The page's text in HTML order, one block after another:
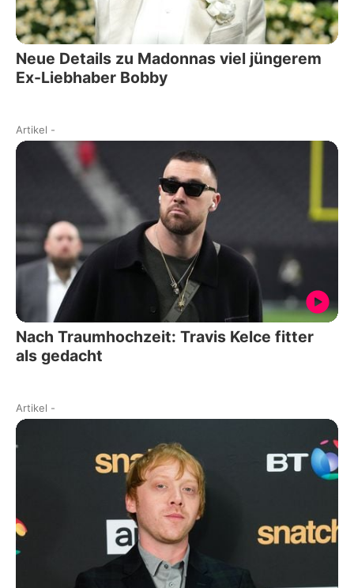
Neue Details zu Madonnas viel jüngerem
Ex-Liebhaber Bobby
Artikel -
Nach Traumhochzeit: Travis Kelce fitter
als gedacht
Artikel -